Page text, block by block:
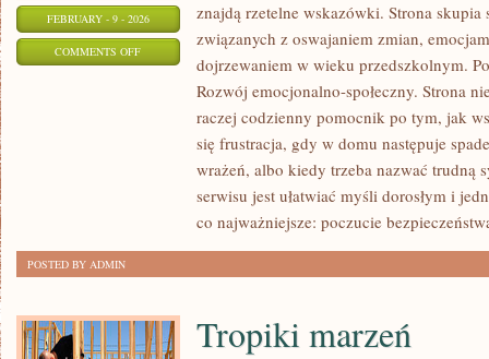
FEBRUARY - 9 - 2026
COMMENTS OFFON
znajdą rzetelne wskazówki. Strona skupia
związanych z oswajaniem zmian,
dojrzewaniem w wieku przedszkolnym.
Rozwój emocjonalno-społeczny. Strona
raczej codzienny pomocnik po tym, jak
się frustracja, gdy w domu następuje
wrażeń, albo kiedy trzeba nazwać trudną
serwisu jest ułatwiać myśli dorosłym i
co najważniejsze: poczucie
POSTED BY ADMIN
Tropiki marzeń